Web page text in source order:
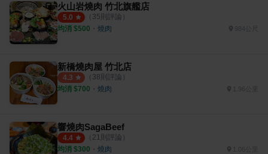
火山岩燒肉 竹北旗艦店
5.0 （ 35則評論）
均消 $500 ・ 燒肉 984公尺
新橋燒肉屋 竹北店
4.3 （ 38則評論）
均消 $700 ・ 燒肉
響燒肉SagaBeef
4.4 （ 21 則評論）
均消 $300 ・ 燒肉